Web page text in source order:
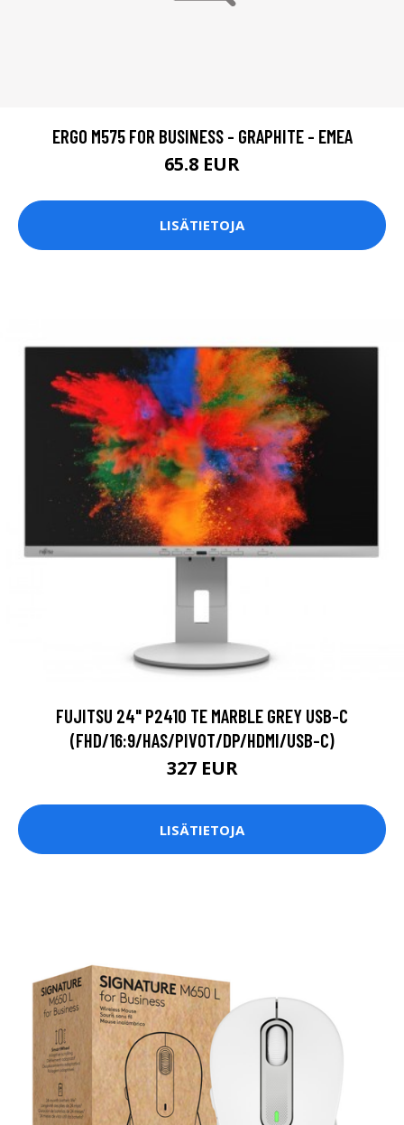
ERGO M575 FOR BUSINESS - GRAPHITE - EMEA
65.8 EUR
LISÄTIETOJA
FUJITSU 24" P2410 TE MARBLE GREY USB-C
(FHD/16:9/HAS/PIVOT/DP/HDMI/USB-C)
327 EUR
LISÄTIETOJA